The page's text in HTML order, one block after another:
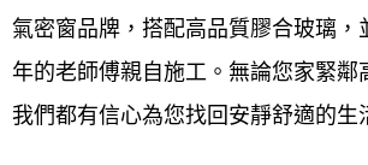
格，最終達到客戶滿意。
品質：
氣密窗品牌，搭配高品質膠合玻璃，
年的老師傅親自施工。無論您家緊鄰
我們都有信心為您找回安靜舒適的生